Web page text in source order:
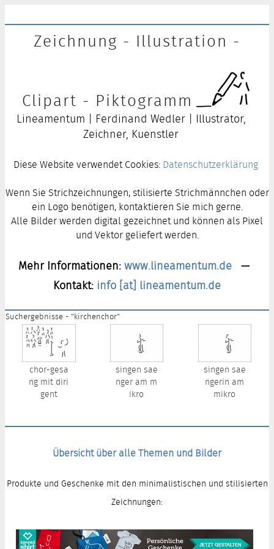
Zeichnung - Illustration -
Clipart - Piktogramm
Lineamentum | Ferdinand Wedler | Illustrator,
Zeichner, Kuenstler
Diese Website verwendet Cookies: Datenschutzerklärung
Wenn Sie Strichzeichnungen, stilisierte Strichmännchen oder
ein Logo benötigen, kontaktieren Sie mich gerne.
Alle Bilder werden digital gezeichnet und können als Pixel
und Vektor geliefert werden.
Mehr Informationen:www.lineamentum.de —
Kontakt: info [at] lineamentum.de
Suchergebnisse - "kirchenchor"
chor-gesa
ng mit diri
gent
singen sae
nger am m
ikro
singen sae
ngerin am
mikro
Übersicht über alle Themen und Bilder
Produkte und Geschenke mit den minimalistischen und stilisierten
Zeichnungen: